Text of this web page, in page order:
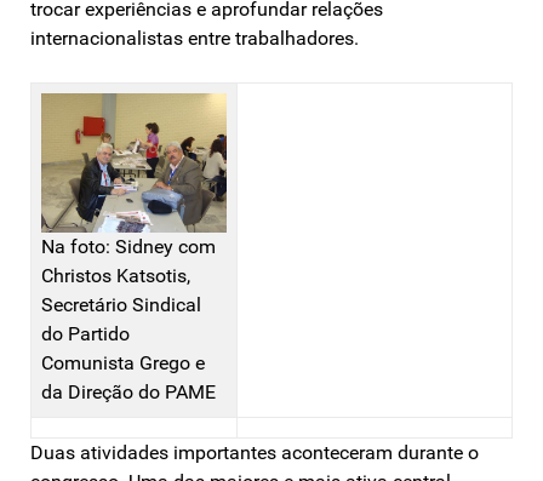
trocar experiências e aprofundar relações
internacionalistas entre trabalhadores.
Na foto: Sidney com
Christos Katsotis,
Secretário Sindical
do Partido
Comunista Grego e
da Direção do PAME
Duas atividades importantes aconteceram durante o